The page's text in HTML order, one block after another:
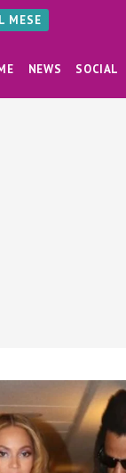
MESE
NEWS SOCIAL